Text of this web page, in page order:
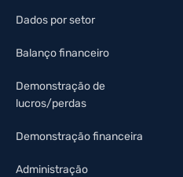
Dados por setor
Balanço financeiro
Demonstração de
lucros/perdas
Demonstração financeira
Administração